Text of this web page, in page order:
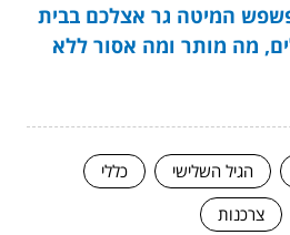
המיטה גר אצלכם בבית
מה מותר ומה אסור ללא
הגיל השלישי
כללי
צרכנות